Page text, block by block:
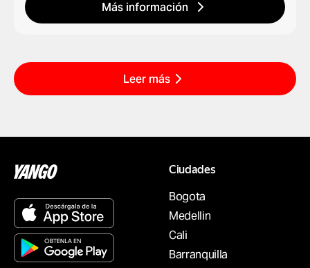
Más información
Leer más
Ciudades
Bogota
Medellin
Cali
Barranquilla